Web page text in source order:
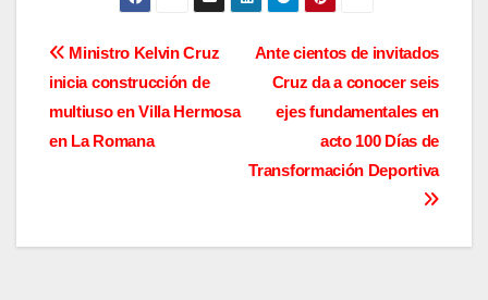
Navegación
de
entradas
Ante cientos de invitados
Cruz da a conocer seis
ejes fundamentales en
acto 100 Días de
Transformación Deportiva
Ministro Kelvin Cruz
inicia construcción de
multiuso en Villa Hermosa
en La Romana